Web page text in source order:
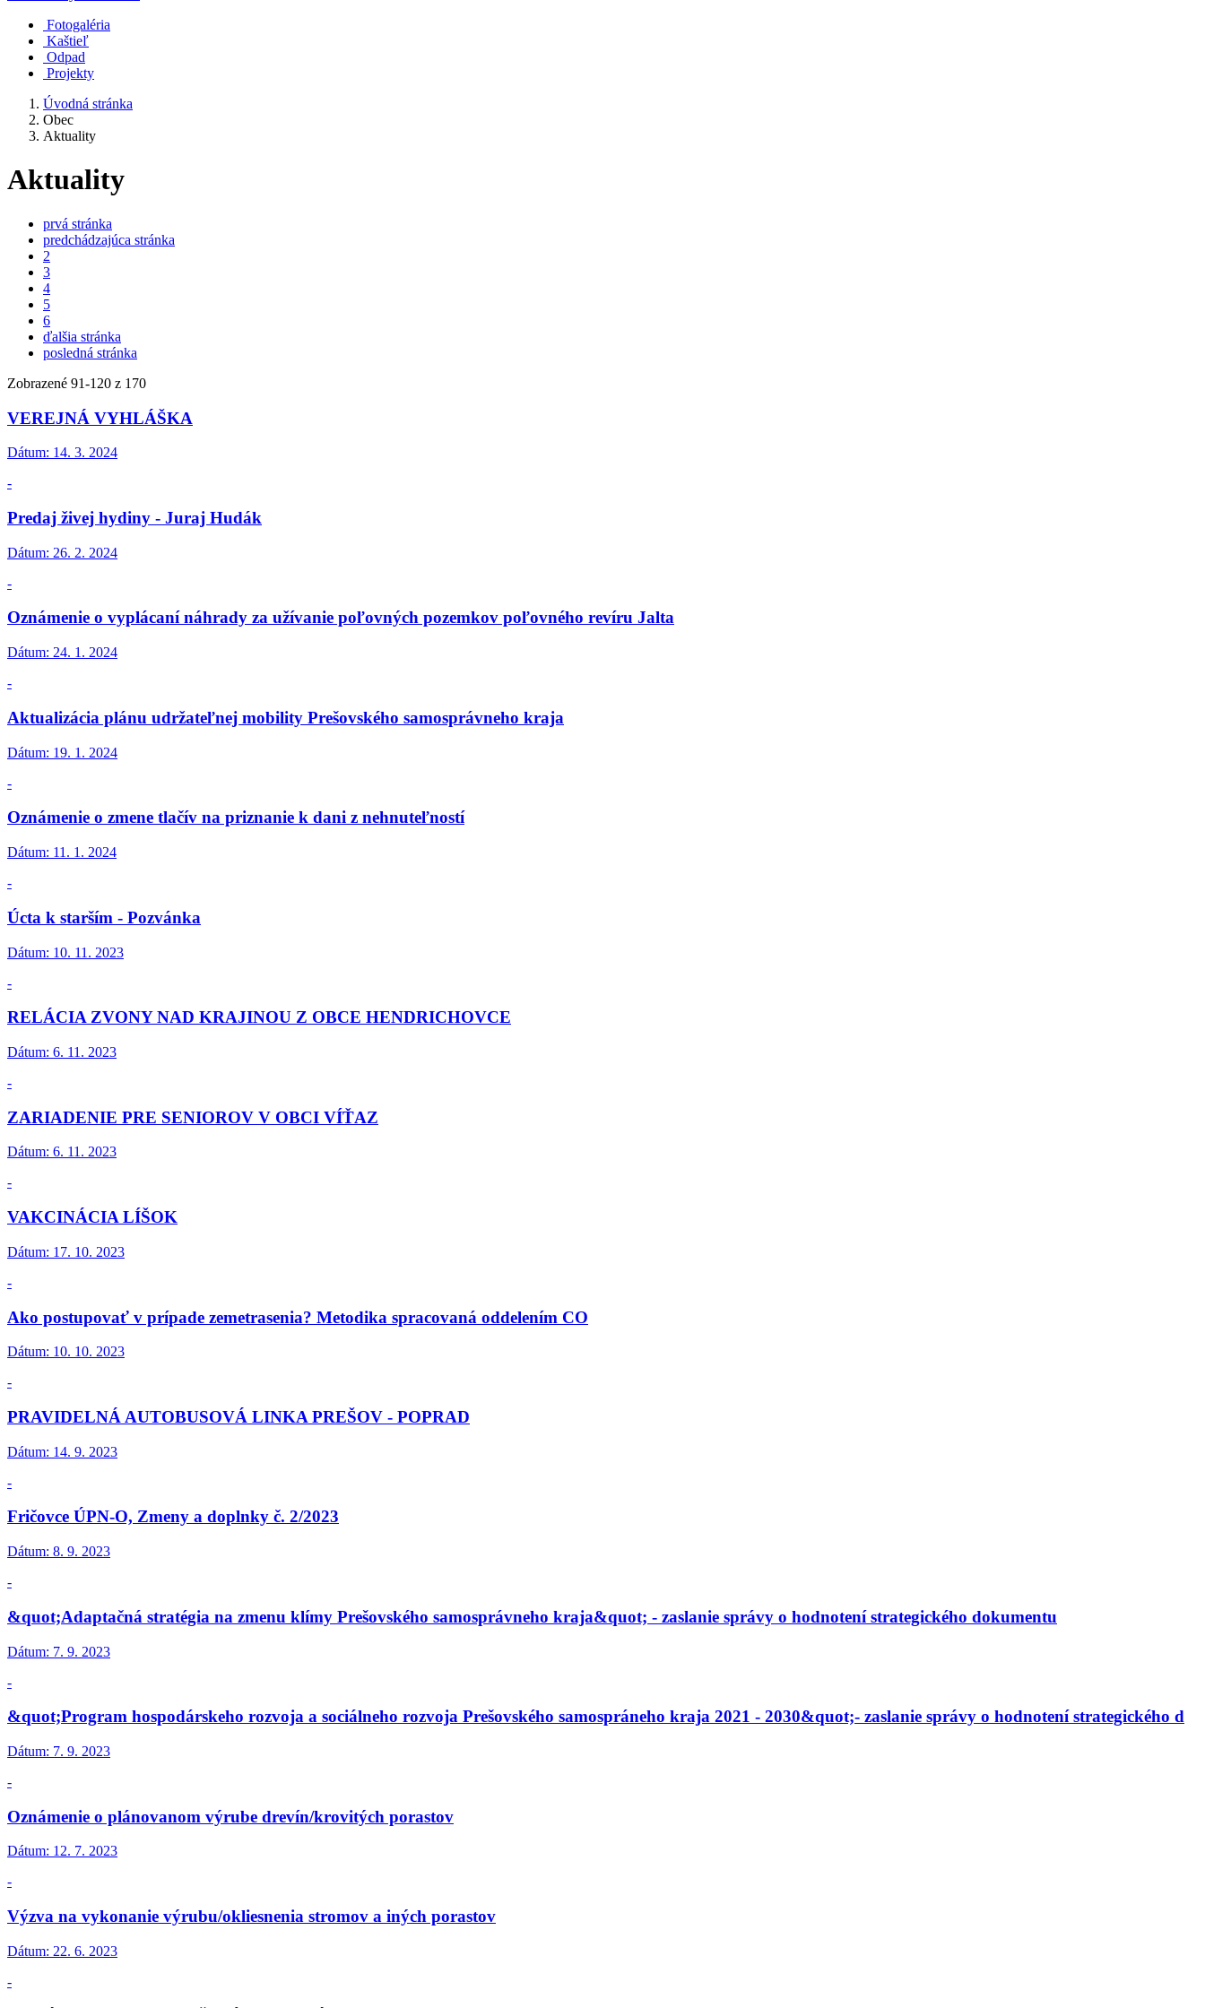
Fotogaléria
Kaštieľ
Odpad
Projekty
Úvodná stránka
Obec
Aktuality
Aktuality
prvá stránka
predchádzajúca stránka
2
3
4
5
6
ďalšia stránka
posledná stránka
Zobrazené 91-120 z 170
VEREJNÁ VYHLÁŠKA
Dátum: 14. 3. 2024
-
Predaj živej hydiny - Juraj Hudák
Dátum: 26. 2. 2024
-
Oznámenie o vyplácaní náhrady za užívanie poľovných pozemkov poľovného revíru Jalta
Dátum: 24. 1. 2024
-
Aktualizácia plánu udržateľnej mobility Prešovského samosprávneho kraja
Dátum: 19. 1. 2024
-
Oznámenie o zmene tlačív na priznanie k dani z nehnuteľností
Dátum: 11. 1. 2024
-
Úcta k starším - Pozvánka
Dátum: 10. 11. 2023
-
RELÁCIA ZVONY NAD KRAJINOU Z OBCE HENDRICHOVCE
Dátum: 6. 11. 2023
-
ZARIADENIE PRE SENIOROV V OBCI VÍŤAZ
Dátum: 6. 11. 2023
-
VAKCINÁCIA LÍŠOK
Dátum: 17. 10. 2023
-
Ako postupovať v prípade zemetrasenia? Metodika spracovaná oddelením CO
Dátum: 10. 10. 2023
-
PRAVIDELNÁ AUTOBUSOVÁ LINKA PREŠOV - POPRAD
Dátum: 14. 9. 2023
-
Fričovce ÚPN-O, Zmeny a doplnky č. 2/2023
Dátum: 8. 9. 2023
-
&quot;Adaptačná stratégia na zmenu klímy Prešovského samosprávneho kraja&quot; - zaslanie správy o hodnotení strategického dokumentu
Dátum: 7. 9. 2023
-
&quot;Program hospodárskeho rozvoja a sociálneho rozvoja Prešovského samospráneho kraja 2021 - 2030&quot;- zaslanie správy o hodnotení strategického d
Dátum: 7. 9. 2023
-
Oznámenie o plánovanom výrube drevín/krovitých porastov
Dátum: 12. 7. 2023
-
Výzva na vykonanie výrubu/okliesnenia stromov a iných porastov
Dátum: 22. 6. 2023
-